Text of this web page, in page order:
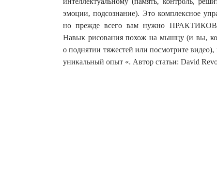
эмоции, подсознание). Это комплексное
но прежде всего вам нужно
Навык рисования похож на мышцу (и вы,
о поднятии тяжестей или посмотрите
уникальный опыт «. Автор статьи: David